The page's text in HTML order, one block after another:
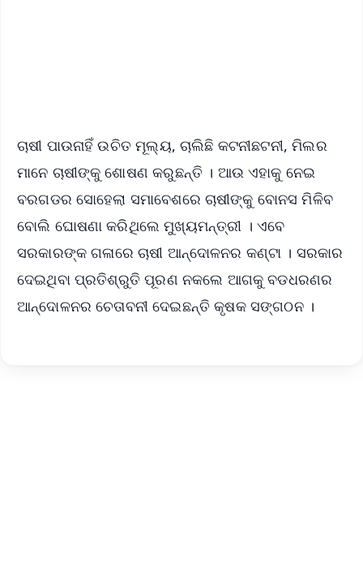
ଚାଷୀ ପାଉନାହିଁ ଉଚିତ ମୂଲ୍ୟ, ଚାଲିଛି କଟନୀଛଟନୀ, ମିଲର
ମାନେ ଚାଷୀଙ୍କୁ ଶୋଷଣ କରୁଛନ୍ତି । ଆଉ ଏହାକୁ ନେଇ
ବରଗଡର ସୋହେଲା ସମାବେଶରେ ଚାଷୀଙ୍କୁ ବୋନସ ମିଳିବ
ବୋଲି ଘୋଷଣା କରିଥିଲେ ମୁଖ୍ୟମନ୍ତ୍ରୀ । ଏବେ
ସରକାରଙ୍କ ଗଳାରେ ଚାଷୀ ଆନ୍ଦୋଳନର କଣ୍ଟା । ସରକାର
ଦେଇଥିବା ପ୍ରତିଶ୍ରୁତି ପୂରଣ ନକଲେ ଆଗକୁ ବଡଧରଣର
ଆନ୍ଦୋଳନର ଚେତାବନୀ ଦେଇଛନ୍ତି କୃଷକ ସଙ୍ଗଠନ ।